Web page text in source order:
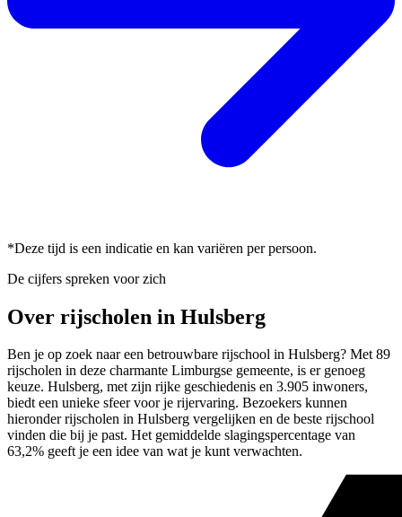
*Deze tijd is een indicatie en kan variëren per persoon.
De cijfers spreken voor zich
Over rijscholen in Hulsberg
Ben je op zoek naar een betrouwbare rijschool in Hulsberg? Met 89
rijscholen in deze charmante Limburgse gemeente, is er genoeg
keuze. Hulsberg, met zijn rijke geschiedenis en 3.905 inwoners,
biedt een unieke sfeer voor je rijervaring. Bezoekers kunnen
hieronder rijscholen in Hulsberg vergelijken en de beste rijschool
vinden die bij je past. Het gemiddelde slagingspercentage van
63,2% geeft je een idee van wat je kunt verwachten.